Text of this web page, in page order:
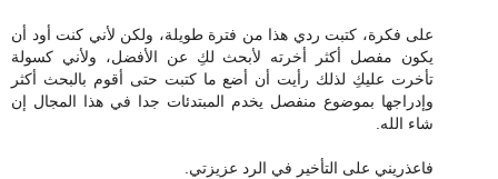
على فكرة، كتبت ردي هذا من فترة طويلة، ولكن لأني كنت أود أن
يكون مفصل أكثر أخرته لأبحث لكِ عن الأفضل، ولأني كسولة
تأخرت عليكِ لذلك رأيت أن أضع ما كتبت حتى أقوم بالبحث أكثر
وإدراجها بموضوع منفصل يخدم المبتدئات جدا في هذا المجال إن
شاء الله.
فاعذريني على التأخير في الرد عزيزتي.